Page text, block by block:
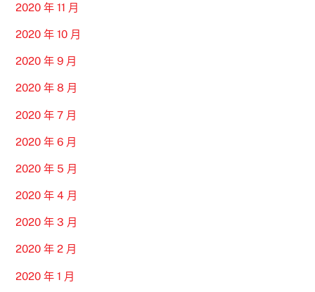
2020 年 11 月
2020 年 10 月
2020 年 9 月
2020 年 8 月
2020 年 7 月
2020 年 6 月
2020 年 5 月
2020 年 4 月
2020 年 3 月
2020 年 2 月
2020 年 1 月